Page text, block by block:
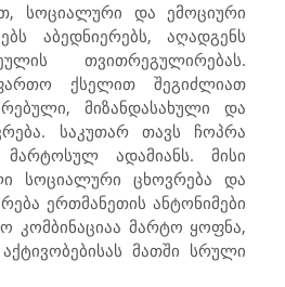
სოციალური და ემოციური
აბედნიერებს, აღადგენს
თვითრეგულირებას.
ქსელით შეგიძლიათ
მიზანდასახული და
საკუთარ თავს ჩოპრა
ადამიანს. მისი
სოციალური ცხოვრება და
ერთმანეთის ანტონიმები
კომბინაციაა მარტო ყოფნა,
მათში სრული